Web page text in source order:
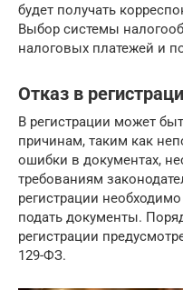
будет получать
Выбор системы
налоговых платежей и
Отказ в
В регистрации может
причинам, таким как
ошибки в документах,
требованиям
регистрации
подать документы.
регистрации
129-ФЗ.